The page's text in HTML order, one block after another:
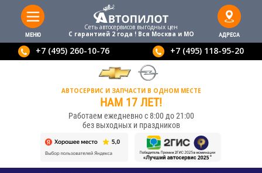
МЕНЮ
Сеть автосервисов выгодныx цен
С гарантией 2 года ! Вся Москва и МО
АДРЕСА
+7 (495) 260-10-76 +7 (495) 118-95-20
АВТОСЕРВИС И ЗАПЧАСТИ В ОДНОМ МЕСТЕ
НАМ 17 ЛЕТ!
Работаем ежедневно с 8:00 до 21:00
без выходных и праздников